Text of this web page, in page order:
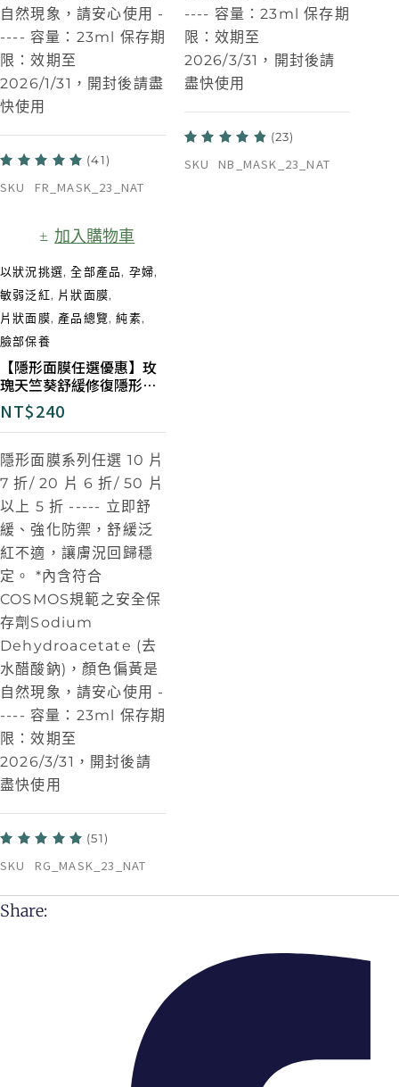
自然現象，請安心使用 -
---- 容量：23ml 保存期
限：效期至
2026/1/31，開封後請盡
快使用
(41)
SKU FR_MASK_23_NAT
---- 容量：23ml 保存期
限：效期至
2026/3/31，開封後請
盡快使用
(23)
SKU NB_MASK_23_NAT
加入購物車
以狀況挑選,全部產品, 孕婦,
敏弱泛紅, 片狀面膜,
片狀面膜, 產品總覽,純素,
臉部保養
【隱形面膜任選優惠】玫
瑰天竺葵舒緩修復隱形面
膜
NT$240
隱形面膜系列任選 10 片
7 折/ 20 片 6 折/ 50 片
以上 5 折 ----- 立即舒
緩、強化防禦，舒緩泛
紅不適，讓膚況回歸穩
定。 *內含符合
COSMOS規範之安全保
存劑Sodium
Dehydroacetate (去
水醋酸鈉)，顏色偏黃是
自然現象，請安心使用 -
---- 容量：23ml 保存期
限：效期至
2026/3/31，開封後請
盡快使用
(51)
SKU RG_MASK_23_NAT
Share: